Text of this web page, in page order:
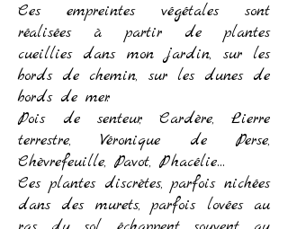
Ces empreintes végétales sont
réalisées à partir de plantes
cueillies dans mon jardin, sur les
bords de chemin, sur les dunes de
bords de mer.
Pois de senteur, Cardère, Lierre
terrestre, Véronique de Perse,
Chèvrefeuille, Pavot, Phacélie…
Ces plantes discrètes, parfois nichées
dans des murets, parfois lovées au